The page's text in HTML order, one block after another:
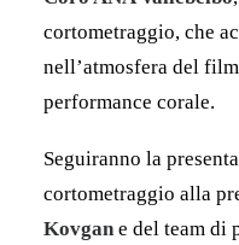
cortometraggio, che
nell’atmosfera del
performance corale.
Seguiranno la
cortometraggio alla
Kovgane del team di